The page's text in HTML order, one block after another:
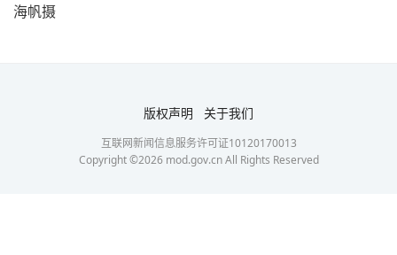
海帆摄
版权声明 关于我们
互联网新闻信息服务许可证10120170013
Copyright ©2026mod.gov.cn All Rights Reserved